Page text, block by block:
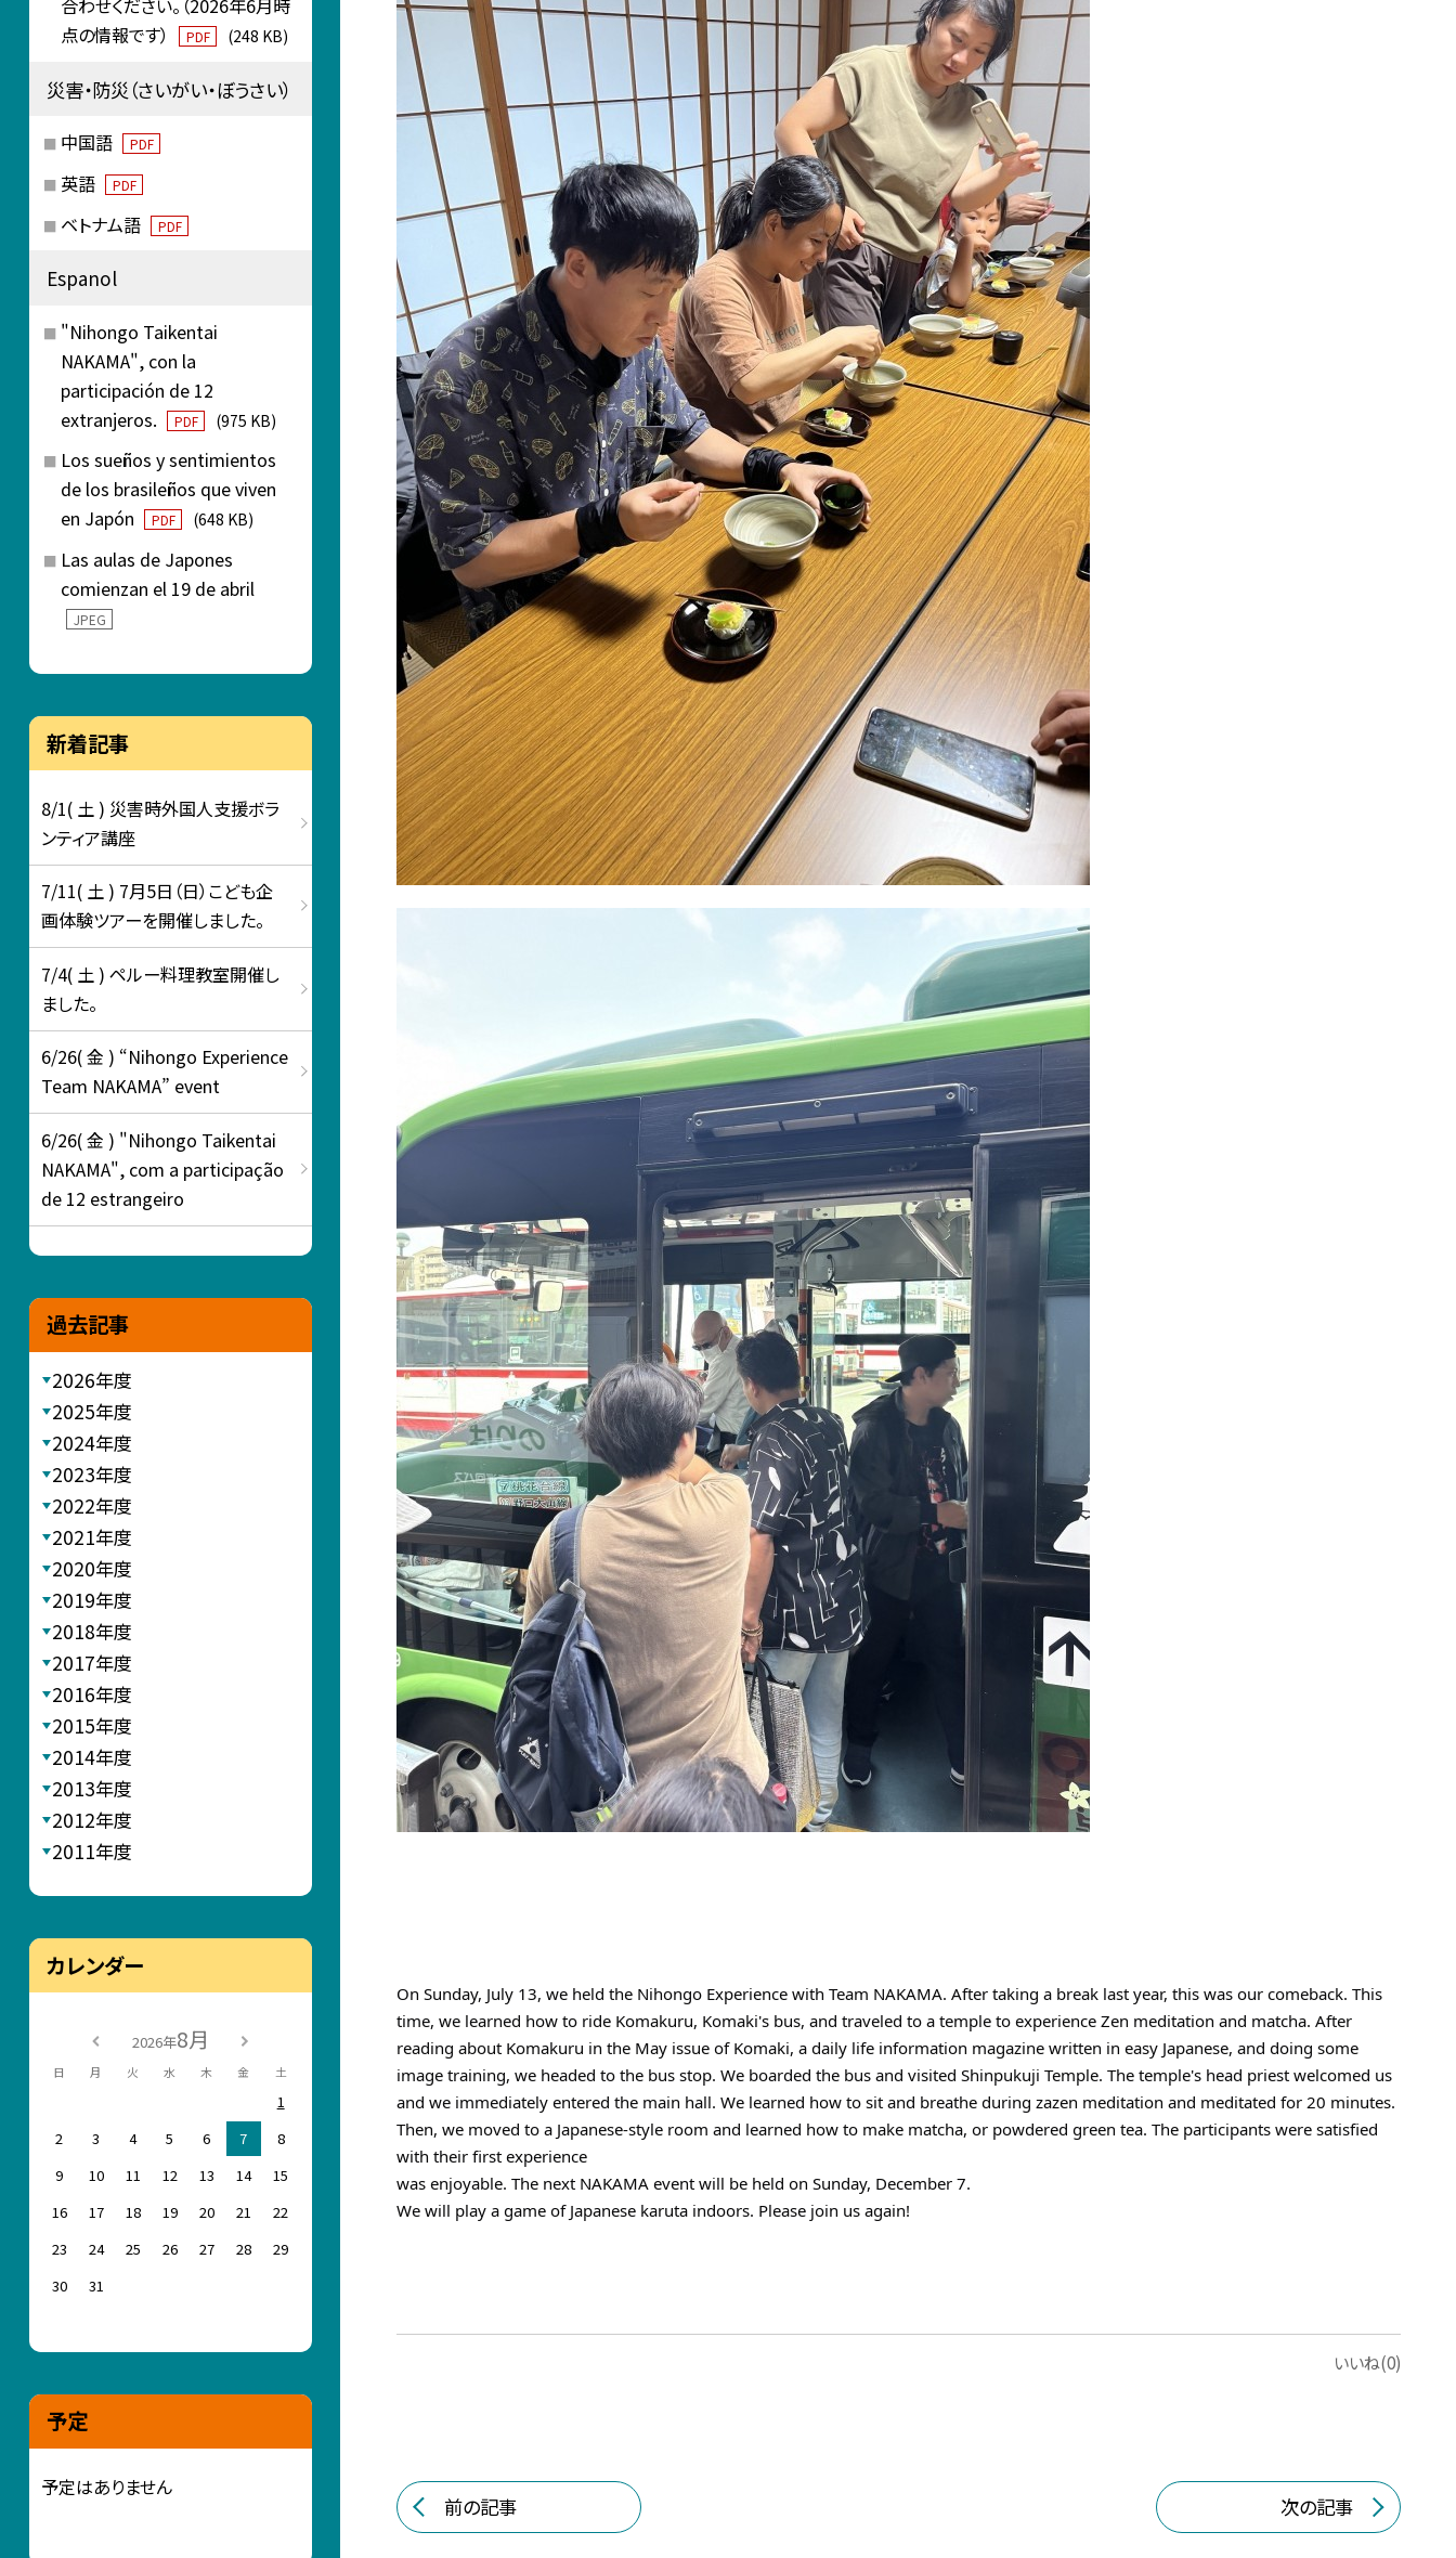
On Sunday, July 13, we held the Nihongo Experience with Team NAKAMA. After taking a break last year, this was our comeback. This
time, we learned how to ride Komakuru, Komaki's bus, and traveled to a temple to experience Zen meditation and matcha. After
reading about Komakuru in the May issue of Komaki, a daily life information magazine written in easy Japanese, and doing some
image training, we headed to the bus stop. We boarded the bus and visited Shinpukuji Temple. The temple's head priest welcomed us
and we immediately entered the main hall. We learned how to sit and breathe during zazen meditation and meditated for 20 minutes.
Then, we moved to a Japanese-style room and learned how to make matcha, or powdered green tea. The participants were satisfied
with their first experience
was enjoyable. The next NAKAMA event will be held on Sunday, December 7.
We will play a game of Japanese karuta indoors. Please join us again!
いいね(0)
前の記事 次の記事
合わせください。（2026年6月時
点の情報です）
PDF (248 KB)
災害・防災（さいがい・ぼうさい）
中国語 PDF
英語 PDF
ベトナム語 PDF
Espanol
"Nihongo Taikentai
NAKAMA", con la
participación de 12
extranjeros.
PDF (975 KB)
Los sueños y sentimientos
de los brasileños que viven
en Japón
PDF (648 KB)
Las aulas de Japones
comienzan el 19 de abril
JPEG
新着記事
8/1( 土 ) 災害時外国人支援ボラ
ンティア講座
7/11( 土 ) 7月5日（日）こども企
画体験ツアーを開催しました。
7/4( 土 ) ペルー料理教室開催し
ました。
6/26( 金 ) “Nihongo Experience
Team NAKAMA” event
6/26( 金 ) "Nihongo Taikentai
NAKAMA", com a participação
de 12 estrangeiro
過去記事
2026年度
2025年度
2024年度
2023年度
2022年度
2021年度
2020年度
2019年度
2018年度
2017年度
2016年度
2015年度
2014年度
2013年度
2012年度
2011年度
カレンダー
2026年8月
日 月 火 水 木 金 土
1
2
3 4 5 6 7
8
9
10 11 12 13 14
15
16
17 18 19 20 21
22
23
24 25 26 27 28
29
30
31
予定
予定はありません